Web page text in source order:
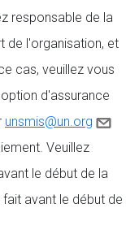
responsable de la
de l'organisation, et
ce cas, veuillez vous
d'assurance
unsmis@un.org
Veuillez
le début de la
avant le début de